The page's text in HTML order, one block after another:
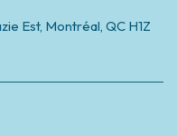
Est, Montréal, QC H1Z